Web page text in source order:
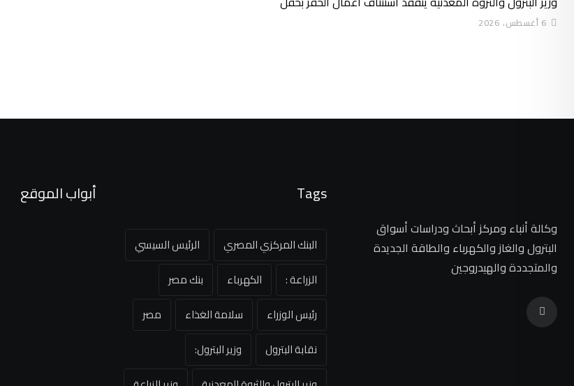
6 أغسطس، 2026
وكالة أنباء ومركز أبحاث ودراسات أسواق
البترول والغاز والكهرباء والطاقة الجديدة
والمتجددة والهيدروجين
Tags
البنك المركزي المصري
الرئيس السيسي
الزراعة :
الكهرباء
بنك مصر
رئيس الوزراء
سلامة الغذاء
مصر
نقابة البترول
وزير البترول:
أبواب الموقع